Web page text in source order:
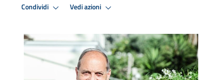
Condividi Vedi azioni